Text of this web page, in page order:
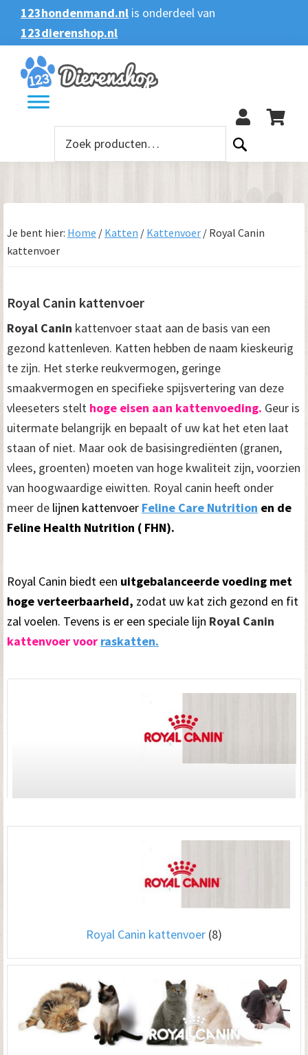
Spring
naar
de
hoofdnavigatie
Door
naar
de
hoofd
inhoud
Spring
naar
de
eerste
sidebar
Spring
naar
de
voettekst
123hondenmand.nl is onderdeel van
123dierenshop.nl
Zoeken
Zoeken
naar:
Je bent hier: Home / Katten / Kattenvoer / Royal Canin
kattenvoer
Royal Canin kattenvoer
Royal Canin kattenvoer staat aan de basis van een
gezond kattenleven. Katten hebben de naam kieskeurig
te zijn. Het sterke reukvermogen, geringe
smaakvermogen en specifieke spijsvertering van deze
vleeseters stelt hoge eisen aan kattenvoeding. Geur is
uitermate belangrijk en bepaalt of uw kat het eten laat
staan of niet. Maar ook de basisingrediënten (granen,
vlees, groenten) moeten van hoge kwaliteit zijn, voorzien
van hoogwaardige eiwitten. Royal canin heeft onder
meer de lijnen kattenvoer Feline Care Nutrition en de
Feline Health Nutrition ( FHN).
Royal Canin biedt een uitgebalanceerde voeding met
hoge verteerbaarheid, zodat uw kat zich gezond en fit
zal voelen. Tevens is er een speciale lijn Royal Canin
kattenvoer voor raskatten.
Royal Canin kattenvoer (8)